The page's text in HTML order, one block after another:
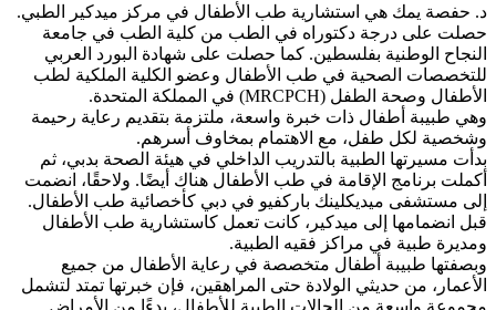
د. حفصة يمك هي استشارية طب الأطفال في مركز ميدكير الطبي.
حصلت على درجة دكتوراه في الطب من كلية الطب في جامعة
النجاح الوطنية بفلسطين. كما حصلت على شهادة البورد العربي
للتخصصات الصحية في طب الأطفال وعضو الكلية الملكية لطب
الأطفال وصحة الطفل (MRCPCH) في المملكة المتحدة.
وهي طبيبة أطفال ذات خبرة واسعة، ملتزمة بتقديم رعاية رحيمة
وشخصية لكل طفل، مع الاهتمام بمخاوف أسرهم.
بدأت مسيرتها الطبية بالتدريب الداخلي في هيئة الصحة بدبي، ثم
أكملت برنامج الإقامة في طب الأطفال هناك أيضًا. ولاحقًا، انضمت
إلى مستشفى ميديكلينك باركفيو في دبي كأخصائية طب الأطفال.
قبل انضمامها إلى ميدكير، كانت تعمل كاستشارية طب الأطفال
ومديرة طبية في مراكز فقيه الطبية.
وبصفتها طبيبة أطفال متخصصة في رعاية الأطفال من جميع
الأعمار، من حديثي الولادة حتى المراهقين، فإن خبرتها تمتد لتشمل
مجموعة واسعة من الحالات الطبية للأطفال، بدءًا من الأمراض